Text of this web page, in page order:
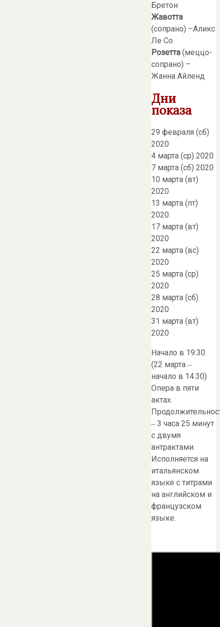
Бретон
Жавотта
(сопрано) –Аликс
Ле Со
Розетта (меццо-
сопрано) –
Жанна Айленд
Дни
показа
29 февраля (сб)
2020
4 марта (ср) 2020
7 марта (сб) 2020
10 марта (вт)
2020
13 марта (пт)
2020
17 марта (вт)
2020
22 марта (вс)
2020
25 марта (ср)
2020
28 марта (сб)
2020
31 марта (вт)
2020
Начало в 19.30.
(22 марта ‒
начало в 14.30)
Опера в пяти
актах.
‒ 3 часа 25 минут
с двумя
антрактами.
Исполняется на
итальянском
языке с титрами
на английском и
французском
языке.